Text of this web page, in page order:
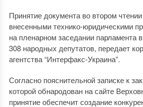
Принятие документа во втором
внесенными технико-юридическими
на пленарном заседании парламента
308 народных депутатов, передает
агентства “Интерфакс-Украина”.
Согласно пояснительной записке к
которой обнародован на сайте
принятие обеспечит создание